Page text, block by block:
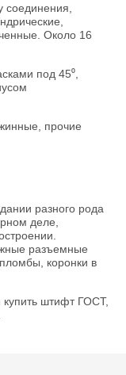
Около 16
под 45⁰,
прочие
разного рода
деле,
разъемные
коронки в
штифт ГОСТ,